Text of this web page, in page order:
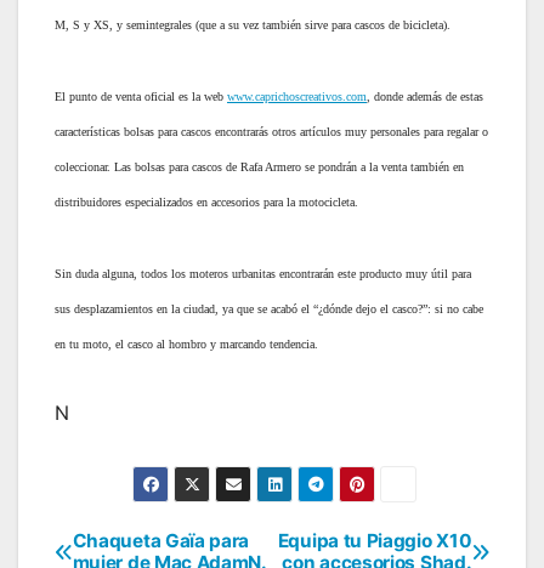
M, S y XS, y semintegrales (que a su vez también sirve para cascos de bicicleta).
El punto de venta oficial es la web www.caprichoscreativos.com, donde además de estas
características bolsas para cascos encontrarás otros artículos muy personales para regalar o
coleccionar. Las bolsas para cascos de Rafa Armero se pondrán a la venta también en
distribuidores especializados en accesorios para la motocicleta.
Sin duda alguna, todos los moteros urbanitas encontrarán este producto muy útil para
sus desplazamientos en la ciudad, ya que se acabó el “¿dónde dejo el casco?”: si no cabe
en tu moto, el casco al hombro y marcando tendencia.
N
Navegación
Equipa tu Piaggio X10
con accesorios Shad.
Chaqueta Gaïa para
mujer de Mac AdamN.